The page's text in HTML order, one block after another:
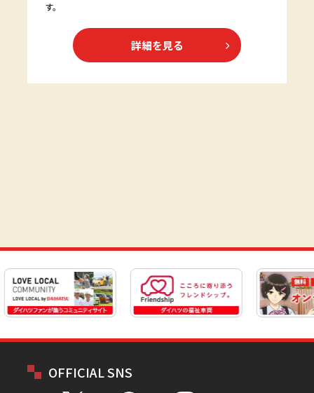
す。
詳細を見る
OFFICIAL SNS